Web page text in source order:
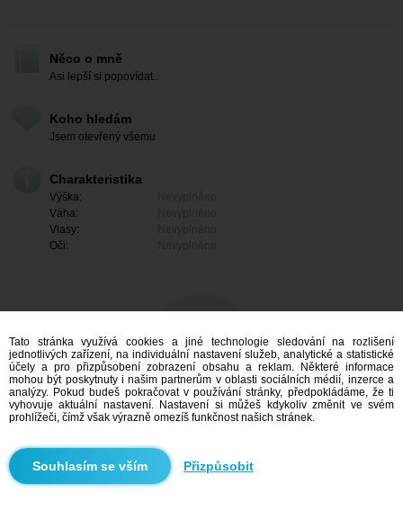
Něco o mně
Asi lepší si popovídat..
Koho hledám
Jsem otevřený všemu
Charakteristika
Výška:
Váha:
Vlasy:
Oči:
Mám zájem
Vyhledávání
Tato stránka využívá cookies a jiné technologie sledování na rozlišení
jednotlivých zařízení, na individuální nastavení služeb, analytické a statistické
účely a pro přizpůsobení zobrazení obsahu a reklam. Některé informace
mohou být poskytnuty i našim partnerům v oblasti sociálních médií, inzerce a
analýzy. Pokud budeš pokračovat v používání stránky, předpokládáme, že ti
vyhovuje aktuální nastavení. Nastavení si můžeš kdykoliv změnit ve svém
prohlížeči, čímž však výrazně omezíš funkčnost našich stránek.
Přizpůsobit